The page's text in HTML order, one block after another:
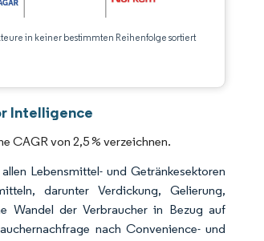
in keiner bestimmten Reihenfolge sortiert
Intelligence
CAGR von 2,5 % verzeichnen.
Lebensmittel- und Getränkesektoren
darunter Verdickung, Gelierung,
Wandel der Verbraucher in Bezug auf
nach Convenience- und